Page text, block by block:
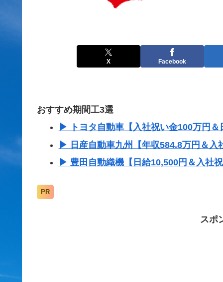
X Facebook
おすすめ期間工3選
▶ トヨタ自動車【入社祝い金100万円
▶ 日産自動車九州【年収584.8万円＆入
▶ 豊田自動織機【日給10,500円＆入社
PR
スポ